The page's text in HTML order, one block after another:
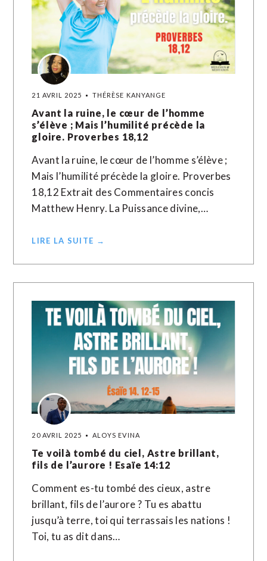
21 AVRIL 2025 THÉRÈSE KANYANGE
Avant la ruine, le cœur de l’homme
s’élève ; Mais l’humilité précède la
gloire. Proverbes 18,12
Avant la ruine, le cœur de l’homme s’élève ;
Mais l’humilité précède la gloire. Proverbes
18,12 Extrait des Commentaires concis
Matthew Henry. La Puissance divine,…
LIRE LA SUITE →
20 AVRIL 2025 ALOYS EVINA
Te voilà tombé du ciel, Astre brillant,
fils de l’aurore ! Esaïe 14:12
Comment es-tu tombé des cieux, astre
brillant, fils de l’aurore ? Tu es abattu
jusqu’à terre, toi qui terrassais les nations !
Toi, tu as dit dans…